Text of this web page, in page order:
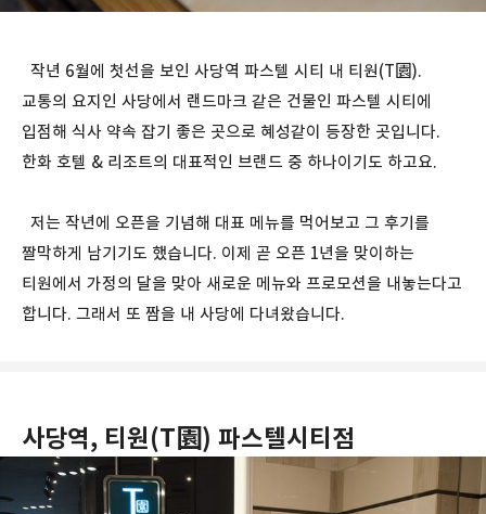
작년 6월에 첫선을 보인 사당역 파스텔 시티 내 티원(T園).
교통의 요지인 사당에서 랜드마크 같은 건물인 파스텔 시티에
입점해 식사 약속 잡기 좋은 곳으로 혜성같이 등장한 곳입니다.
한화 호텔 & 리조트의 대표적인 브랜드 중 하나이기도 하고요.
저는 작년에 오픈을 기념해 대표 메뉴를 먹어보고 그 후기를
짤막하게 남기기도 했습니다. 이제 곧 오픈 1년을 맞이하는
티원에서 가정의 달을 맞아 새로운 메뉴와 프로모션을 내놓는다고
합니다. 그래서 또 짬을 내 사당에 다녀왔습니다.
사당역, 티원(T園) 파스텔시티점